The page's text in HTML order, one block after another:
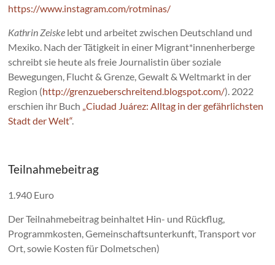
https://www.instagram.com/rotminas/
Kathrin Zeiske lebt und arbeitet zwischen Deutschland und
Mexiko. Nach der Tätigkeit in einer Migrant*innenherberge
schreibt sie heute als freie Journalistin über soziale
Bewegungen, Flucht & Grenze, Gewalt & Weltmarkt in der
Region (http://grenzueberschreitend.blogspot.com/). 2022
erschien ihr Buch „Ciudad Juárez: Alltag in der gefährlichsten
Stadt der Welt“.
Teilnahmebeitrag
1.940 Euro
Der Teilnahmebeitrag beinhaltet Hin- und Rückflug,
Programmkosten, Gemeinschaftsunterkunft, Transport vor
Ort, sowie Kosten für Dolmetschen)